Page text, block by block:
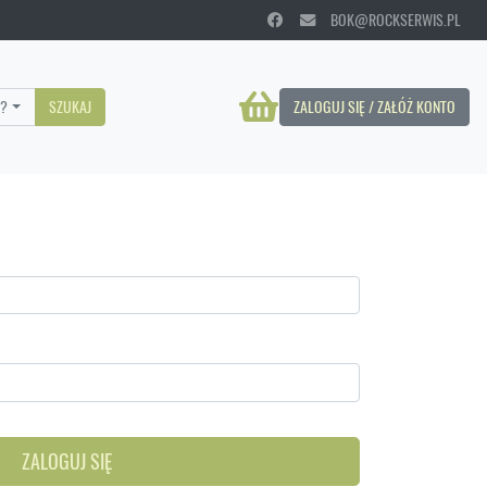
BOK@ROCKSERWIS.PL
ZALOGUJ SIĘ / ZAŁÓŻ KONTO
SZUKAJ
ZALOGUJ SIĘ